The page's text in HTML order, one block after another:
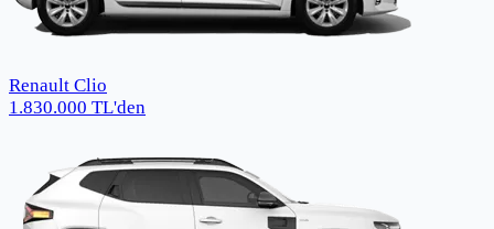
Renault Clio
1.830.000 TL'den